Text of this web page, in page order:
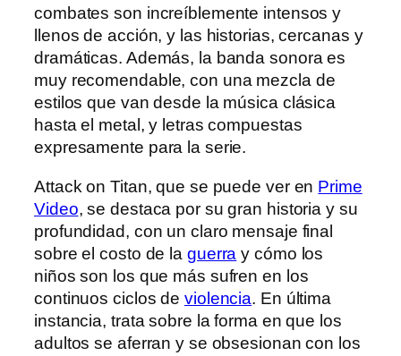
combates son increíblemente intensos y
llenos de acción, y las historias, cercanas y
dramáticas. Además, la banda sonora es
muy recomendable, con una mezcla de
estilos que van desde la música clásica
hasta el metal, y letras compuestas
expresamente para la serie.
Attack on Titan, que se puede ver en Prime
Video, se destaca por su gran historia y su
profundidad, con un claro mensaje final
sobre el costo de la guerra y cómo los
niños son los que más sufren en los
continuos ciclos de violencia. En última
instancia, trata sobre la forma en que los
adultos se aferran y se obsesionan con los